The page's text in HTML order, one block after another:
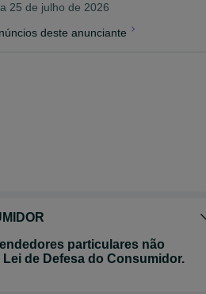
25 de julho de 2026
deste anunciante
particulares não
de Defesa do Consumidor.